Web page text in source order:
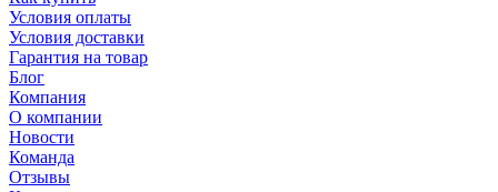
Условия оплаты
Условия доставки
Гарантия на товар
Блог
Компания
О компании
Новости
Команда
Отзывы